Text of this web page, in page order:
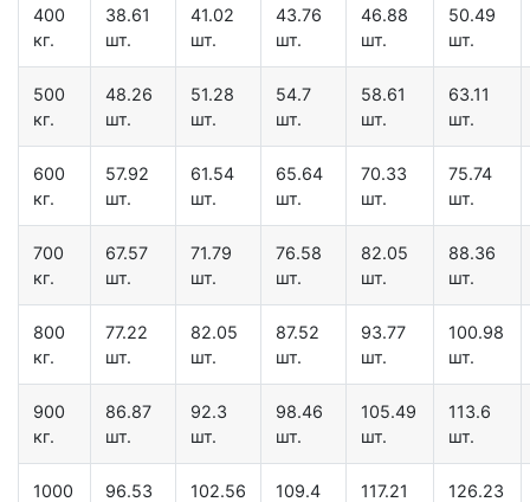
400
кг.
38.61
шт.
41.02
шт.
43.76
шт.
46.88
шт.
50.49
шт.
500
кг.
48.26
шт.
51.28
шт.
54.7
шт.
58.61
шт.
63.11
шт.
600
кг.
57.92
шт.
61.54
шт.
65.64
шт.
70.33
шт.
75.74
шт.
700
кг.
67.57
шт.
71.79
шт.
76.58
шт.
82.05
шт.
88.36
шт.
800
кг.
77.22
шт.
82.05
шт.
87.52
шт.
93.77
шт.
100.98
шт.
900
кг.
86.87
шт.
92.3
шт.
98.46
шт.
105.49
шт.
113.6
шт.
1000
96.53
102.56
109.4
117.21
126.23